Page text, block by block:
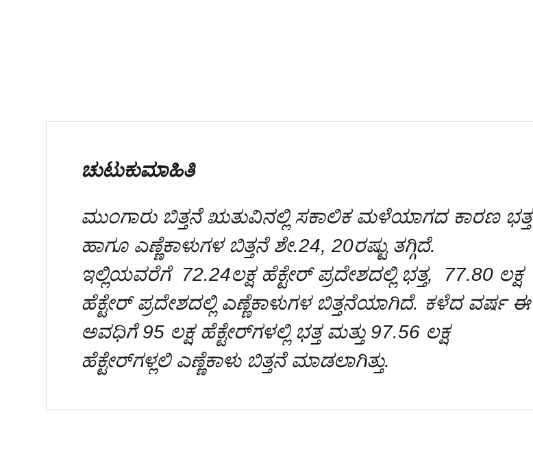
ಚುಟುಕುಮಾಹಿತಿ
ಮುಂಗಾರು ಬಿತ್ತನೆ ಋತುವಿನಲ್ಲಿ ಸಕಾಲಿಕ ಮಳೆಯಾಗದ ಕಾರಣ ಭತ್ತ
ಹಾಗೂ ಎಣ್ಣೆಕಾಳುಗಳ ಬಿತ್ತನೆ ಶೇ.24, 20ರಷ್ಟು ತಗ್ಗಿದೆ.
ಇಲ್ಲಿಯವರೆಗೆ 72.24ಲಕ್ಷ ಹೆಕ್ಟೇರ್ ಪ್ರದೇಶದಲ್ಲಿ ಭತ್ತ, 77.80 ಲಕ್ಷ
ಹೆಕ್ಟೇರ್ ಪ್ರದೇಶದಲ್ಲಿ ಎಣ್ಣೆಕಾಳುಗಳ ಬಿತ್ತನೆಯಾಗಿದೆ. ಕಳೆದ ವರ್ಷ ಈ
ಅವಧಿಗೆ 95 ಲಕ್ಷ ಹೆಕ್ಟೇರ್‌ಗಳಲ್ಲಿ ಭತ್ತ ಮತ್ತು 97.56 ಲಕ್ಷ
ಹೆಕ್ಟೇರ್‌ಗಳ್ಲಲಿ ಎಣ್ಣೆಕಾಳು ಬಿತ್ತನೆ ಮಾಡಲಾಗಿತ್ತು.